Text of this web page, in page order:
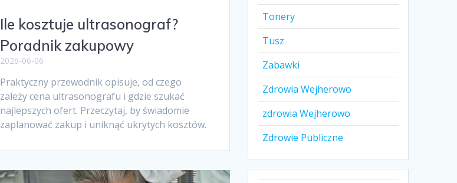
Ile kosztuje ultrasonograf?
Poradnik zakupowy
2026-06-06
Praktyczny przewodnik opisuje, od czego
zależy cena ultrasonografu i gdzie szukać
najlepszych ofert. Przeczytaj, by świadomie
zaplanować zakup i uniknąć ukrytych kosztów.
Tonery
Tusz
Zabawki
Zdrowia Wejherowo
zdrowia Wejherowo
Zdrowie Publiczne